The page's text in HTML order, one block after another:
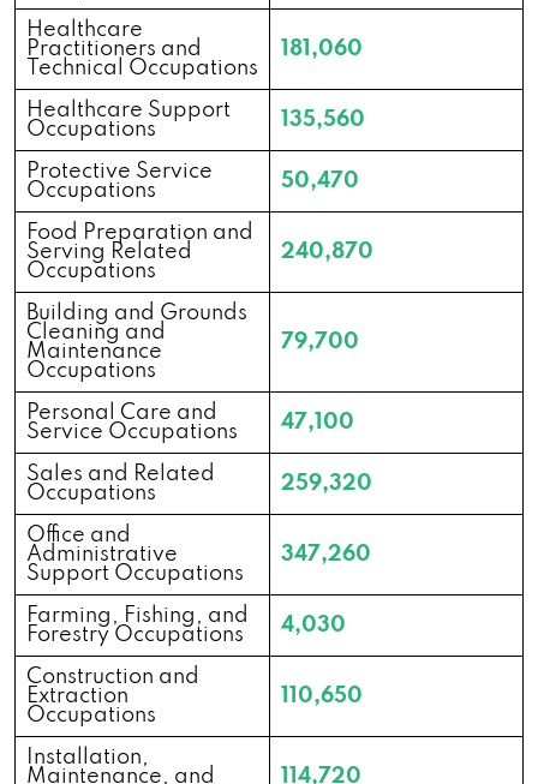
2416 W Mason St # 104, Green Bay, WI
54303
605 S 24th Ave # 32, Wausau, WI 54401
1913 N Central Ave, Marshfield, WI 54449
3438 E Main St, Merrill, WI 54452
Cash Store
1256 N Port Washington Rd, Grafton, WI
53024
39 Liberty Ave, Hartford, WI 53027
530 Walton Dr, Plymouth, WI 53073
3062 S Business Dr, Sheboygan, WI 53081
1907 Market Way # G, Watertown, WI
53094
Healthcare
Practitioners and
Technical Occupations
181,060
Healthcare Support
Occupations
135,560
Protective Service
Occupations
50,470
Food Preparation and
Serving Related
Occupations
240,870
Building and Grounds
Cleaning and
Maintenance
Occupations
79,700
Personal Care and
Service Occupations
47,100
Sales and Related
Occupations
259,320
Office and
Administrative
Support Occupations
347,260
Farming, Fishing, and
Forestry Occupations
4,030
Construction and
Extraction
Occupations
110,650
Installation,
Maintenance, and
114,720